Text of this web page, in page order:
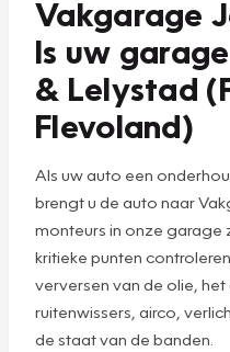
Vakgarage
Is uw
& Lelystad
Flevoland)
Als uw auto een
brengt u de auto naar
monteurs in onze garage
kritieke punten
verversen van de olie,
ruitenwissers, airco,
de staat van de banden.